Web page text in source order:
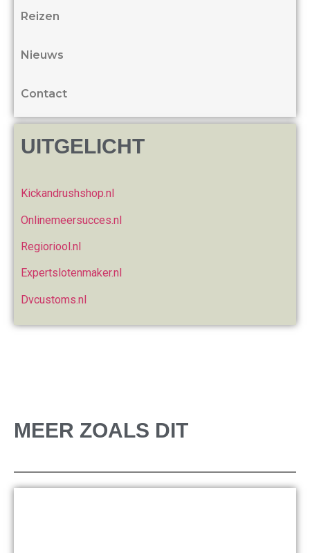
Reizen
Nieuws
Contact
UITGELICHT
Kickandrushshop.nl
Onlinemeersucces.nl
Regioriool.nl
Expertslotenmaker.nl
Dvcustoms.nl
MEER ZOALS DIT